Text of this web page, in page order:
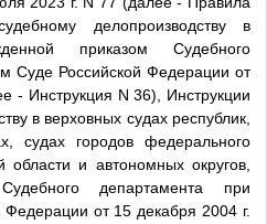
делопроизводству в
приказом Судебного
Суде Российской Федерации от
- Инструкция N 36), Инструкции
в верховных судах республик,
судах городов федерального
области и автономных округов,
департамента при
от 15 декабря 2004 г.